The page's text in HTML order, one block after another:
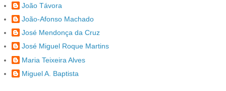
João Távora
João-Afonso Machado
José Mendonça da Cruz
José Miguel Roque Martins
Maria Teixeira Alves
Miguel A. Baptista